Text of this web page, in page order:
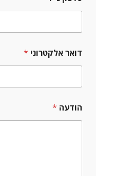
דואר אלקטרוני *
ו
ד
הודעה *